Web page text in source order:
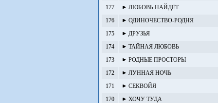
177
ЛЮБОВЬ НАЙДЁТ
176
ОДИНОЧЕСТВО-РОДНЯ
175
ДРУЗЬЯ
174
ТАЙНАЯ ЛЮБОВЬ
173
РОДНЫЕ ПРОСТОРЫ
172
ЛУННАЯ НОЧЬ
171
СЕКВОЙЯ
170
ХОЧУ ТУДА